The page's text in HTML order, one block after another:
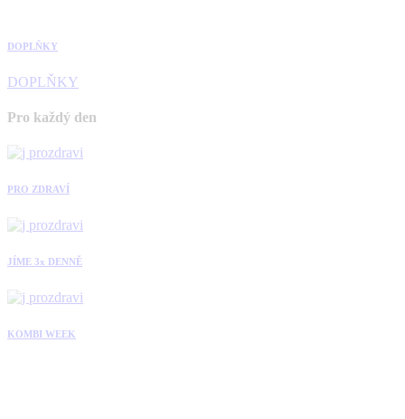
DOPLŇKY
DOPLŇKY
Pro každý den
PRO ZDRAVÍ
JÍME 3x DENNĚ
KOMBI WEEK